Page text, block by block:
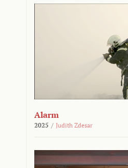
Alarm
2025 / Judith Zdesar